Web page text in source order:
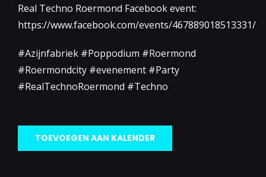
Real Techno Roermond Facebook event:
https://www.facebook.com/events/467889018513331/
#Azijnfabriek #Poppodium #Roermond
#Roermondcity #evenement #Party
#RealTechnoRoermond #Techno
TOEVOEGEN AAN KALENDER